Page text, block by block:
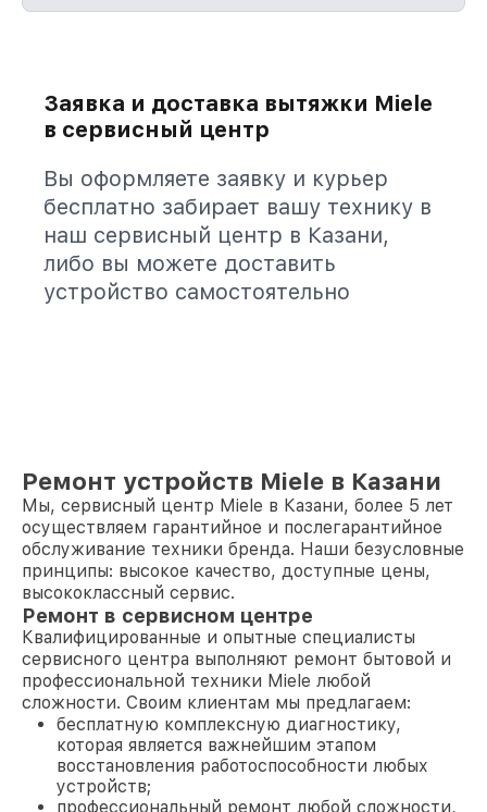
Заявка и доставка вытяжки Miele
в сервисный центр
Вы оформляете заявку и курьер
бесплатно забирает вашу технику в
наш сервисный центр в Казани,
либо вы можете доставить
устройство самостоятельно
Ремонт устройств Miele в Казани
Мы, сервисный центр Miele в Казани, более 5 лет
осуществляем гарантийное и послегарантийное
обслуживание техники бренда. Наши безусловные
принципы: высокое качество, доступные цены,
высококлассный сервис.
Ремонт в сервисном центре
Квалифицированные и опытные специалисты
сервисного центра выполняют ремонт бытовой и
профессиональной техники Miele любой
сложности. Своим клиентам мы предлагаем:
бесплатную комплексную диагностику,
которая является важнейшим этапом
восстановления работоспособности любых
устройств;
профессиональный ремонт любой сложности,